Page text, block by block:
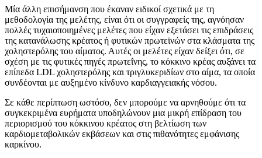
Μία άλλη επισήμανση που έκαναν ειδικοί σχετικά με τη
μεθοδολογία της μελέτης, είναι ότι οι συγγραφείς της, αγνόησαν
πολλές τυχαιοποιημένες μελέτες που είχαν εξετάσει τις επιδράσεις
της κατανάλωσης κρέατος ή φυτικών πρωτεϊνών στα κλάσματα της
χοληστερόλης του αίματος. Αυτές οι μελέτες είχαν δείξει ότι, σε
σχέση με τις φυτικές πηγές πρωτεΐνης, το κόκκινο κρέας αυξάνει τα
επίπεδα LDL χοληστερόλης και τριγλυκεριδίων στο αίμα, τα οποία
συνδέονται με αυξημένο κίνδυνο καρδιαγγειακής νόσου.
Σε κάθε περίπτωση ωστόσο, δεν μπορούμε να αρνηθούμε ότι τα
συγκεκριμένα ευρήματα υποδηλώνουν μια μικρή επίδραση του
περιορισμού του κόκκινου κρέατος στη βελτίωση των
καρδιομεταβολικών εκβάσεων και στις πιθανότητες εμφάνισης
καρκίνου.